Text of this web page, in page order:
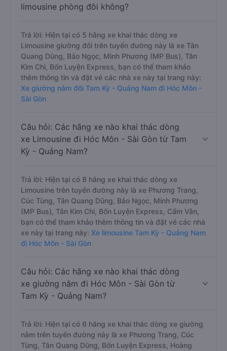
limousine phòng đôi không?
Trả lời: Hiện tại có 5 hãng xe khai thác dòng xe
Limousine giường đôi trên tuyến đường này là xe Tân
Quang Dũng, Bảo Ngọc, Minh Phương (MP Bus), Tân
Kim Chi, Bốn Luyện Express, bạn có thể tham khảo
thêm thông tin và đặt vé các nhà xe này tại trang này:
Xe giường nằm đôi Tam Kỳ - Quảng Nam đi Hóc Môn -
Sài Gòn
Câu hỏi: Các hãng xe nào khai thác dòng
xe Limousine đi Hóc Môn - Sài Gòn từ Tam
Kỳ - Quảng Nam?
Trả lời: Hiện tại có 8 hãng xe khai thác dòng xe
Limousine trên tuyến đường này là xe Phương Trang,
Cúc Tùng, Tân Quang Dũng, Bảo Ngọc, Minh Phương
(MP Bus), Tân Kim Chi, Bốn Luyện Express, Cẩm Vân,
bạn có thể tham khảo thêm thông tin và đặt vé các nhà
xe này tại trang này: Xe limousine Tam Kỳ - Quảng Nam
đi Hóc Môn - Sài Gòn
Câu hỏi: Các hãng xe nào khai thác dòng
xe giường nằm đi Hóc Môn - Sài Gòn từ
Tam Kỳ - Quảng Nam?
Trả lời: Hiện tại có 6 hãng xe khai thác dòng xe giường
nằm trên tuyến đường này là xe Phương Trang, Cúc
Tùng, Tân Quang Dũng, Bốn Luyện Express, Hoàng